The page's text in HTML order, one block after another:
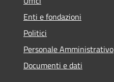
Enti e fondazioni
Politici
Personale Amministrativo
Documenti e dati